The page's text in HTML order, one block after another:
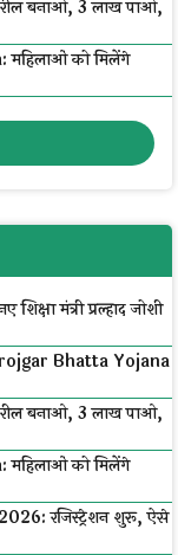
बनाओ, ₹3 लाख पाओ,
को मिलेंगे
मंत्री प्रल्हाद जोशी
Bhatta Yojana
बनाओ, ₹3 लाख पाओ,
को मिलेंगे
रजिस्ट्रेशन शुरू, ऐसे